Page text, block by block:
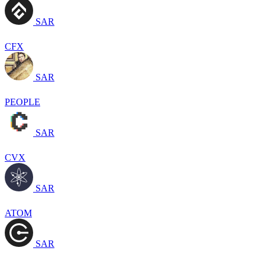
SAR
CFX
SAR
PEOPLE
SAR
CVX
SAR
ATOM
SAR